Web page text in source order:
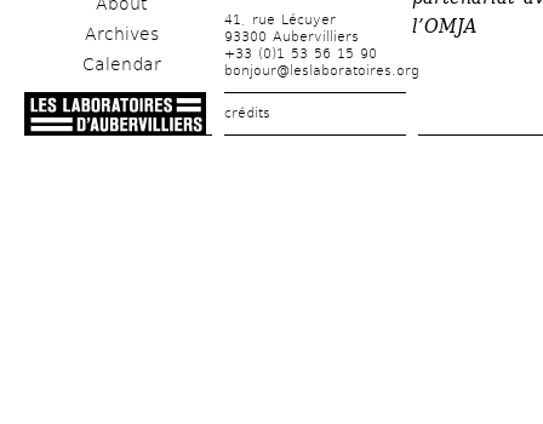
About
Archives
Calendar
41, rue Lécuyer
93300 Aubervilliers
+33 (0)1 53 56 15 90
bonjour@leslaboratoires.org
crédits
l’OMJA